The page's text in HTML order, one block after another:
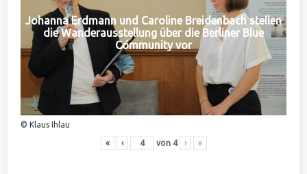
Johanna Erdmann und Caroline Breidenbach stellen
die Wanderausstellung über die Berliner Blue
Community vor
© Klaus Ihlau
« ‹ von 4 › »